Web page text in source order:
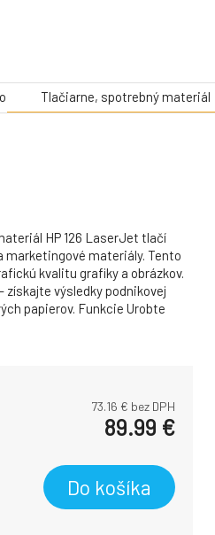
Tlačiarne, spotrebný materiál
HP 126 LaserJet tlačí
materiály. Tento
kvalitu grafiky a obrázkov.
výsledky podnikovej
papierov. Funkcie Urobte
73.16 € bez DPH
89.99 €
Do košíka